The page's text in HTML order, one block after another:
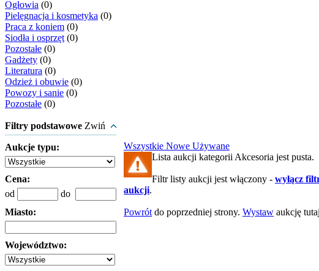
Ogłowia (0)
Pielęgnacja i kosmetyka (0)
Praca z koniem (0)
Siodła i osprzęt (0)
Pozostałe (0)
Gadżety (0)
Literatura (0)
Odzież i obuwie (0)
Powozy i sanie (0)
Pozostałe (0)
Filtry podstawowe Zwiń
Aukcje typu:
Cena:
od
do
Miasto:
Województwo:
Wszystkie Nowe Używane
Lista aukcji kategorii Akcesoria jest pusta.
Filtr listy aukcji jest włączony - wyłącz
aukcji.
Powrót do poprzedniej strony. Wystaw aukcję